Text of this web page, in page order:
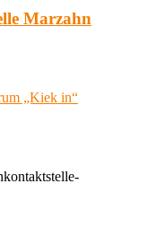
Marzahn
„Kiek in“